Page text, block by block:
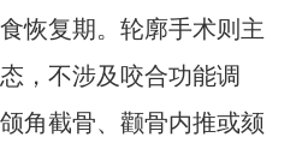
恢复期。轮廓手术则主
，不涉及咬合功能调
角截骨、颧骨内推或颏